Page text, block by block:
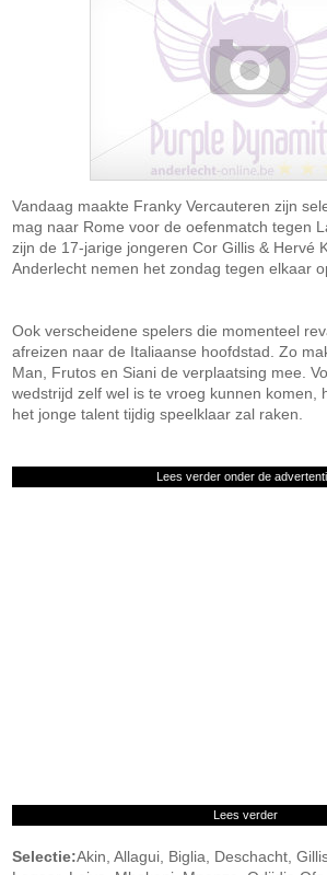
Vandaag maakte Franky Vercauteren zijn
mag naar Rome voor de oefenmatch tegen
zijn de 17-jarige jongeren Cor Gillis & Hervé
Anderlecht nemen het zondag tegen elkaar
Ook verscheidene spelers die momenteel
afreizen naar de Italiaanse hoofdstad. Zo
Man, Frutos en Siani de verplaatsing mee.
wedstrijd zelf wel is te vroeg kunnen komen,
het jonge talent tijdig speelklaar zal raken.
Lees verder onder de
Lees verder
Selectie:Akin, Allagui, Biglia, Deschacht,